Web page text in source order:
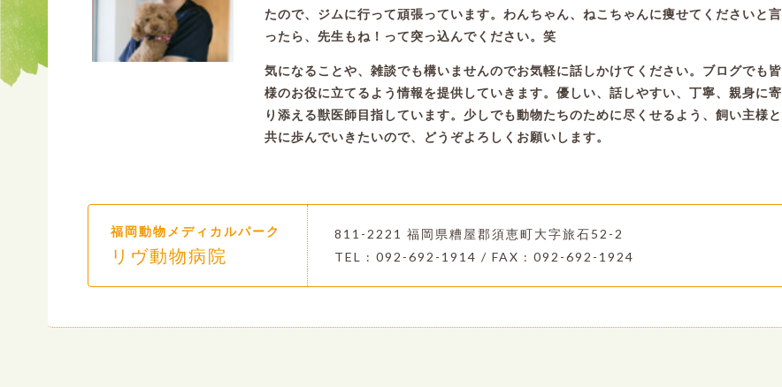
たので、ジムに行って頑張っています。わんちゃん、ねこちゃんに痩せてくださいと言
ったら、先生もね！って突っ込んでください。笑
気になることや、雑談でも構いませんのでお気軽に話しかけてください。ブログでも皆
様のお役に立てるよう情報を提供していきます。優しい、話しやすい、丁寧、親身に寄
り添える獣医師目指しています。少しでも動物たちのために尽くせるよう、飼い主様と
共に歩んでいきたいので、どうぞよろしくお願いします。
福岡動物メディカルパーク
リヴ動物病院
811-2221 福岡県糟屋郡須恵町大字旅石52-2
TEL : 092-692-1914 / FAX : 092-692-1924